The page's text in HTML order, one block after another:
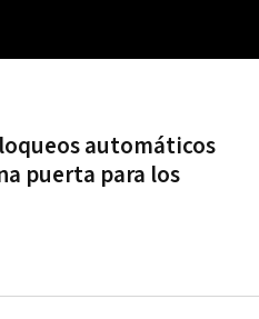
automáticos
puerta para los